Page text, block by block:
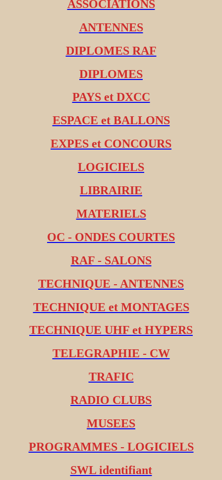
ASSOCIATIONS
ANTENNES
DIPLOMES RAF
DIPLOMES
PAYS et DXCC
ESPACE et BALLONS
EXPES et CONCOURS
LOGICIELS
LIBRAIRIE
MATERIELS
OC - ONDES COURTES
RAF - SALONS
TECHNIQUE - ANTENNES
TECHNIQUE et MONTAGES
TECHNIQUE UHF et HYPERS
TELEGRAPHIE - CW
TRAFIC
RADIO CLUBS
MUSEES
PROGRAMMES - LOGICIELS
SWL identifiant